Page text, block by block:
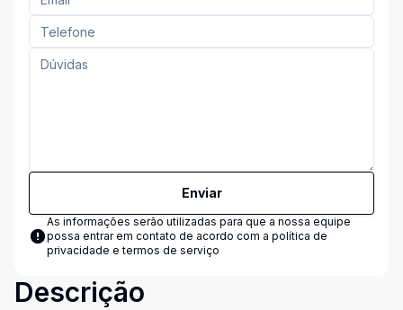
Enviar
As informações serão utilizadas para que a nossa equipe
possa entrar em contato de acordo com a política de
privacidade e termos de serviço
Descrição